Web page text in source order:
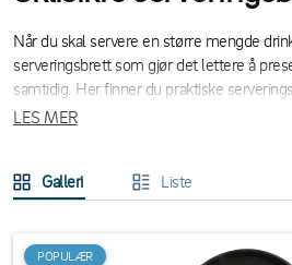
Når du skal servere en større mengde
serveringsbrett som gjør det lettere å
samtidig. Her finner du praktiske
drinker og snacks. Velg mellom runde og
LES MER
Galleri Liste
POPULÆR